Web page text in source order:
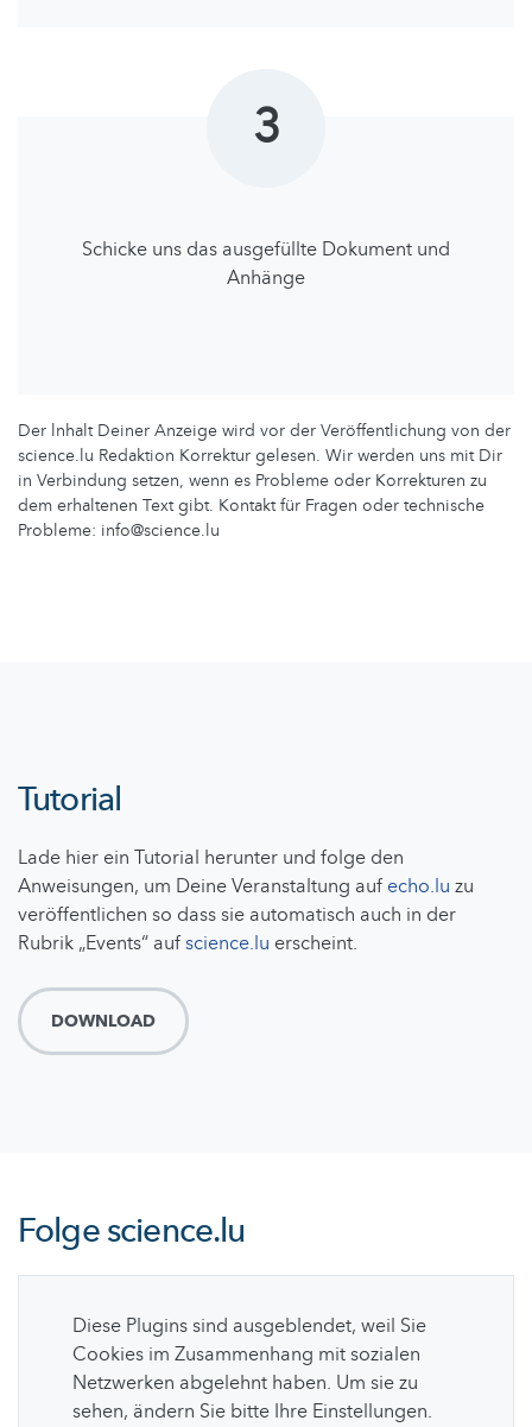
3
Schicke uns das ausgefüllte Dokument und
Anhänge
Der lnhalt Deiner Anzeige wird vor der Veröffentlichung von der
science.lu Redaktion Korrektur gelesen. Wir werden uns mit Dir
in Verbindung setzen, wenn es Probleme oder Korrekturen zu
dem erhaltenen Text gibt. Kontakt für Fragen oder technische
Probleme: info@science.lu
Tutorial
Lade hier ein Tutorial herunter und folge den
Anweisungen, um Deine Veranstaltung auf echo.lu zu
veröffentlichen so dass sie automatisch auch in der
Rubrik „Events“ aufscience.lu erscheint.
DOWNLOAD
Folgescience.lu
Diese Plugins sind ausgeblendet, weil Sie
Cookies im Zusammenhang mit sozialen
Netzwerken abgelehnt haben. Um sie zu
sehen, ändern Sie bitte Ihre Einstellungen.